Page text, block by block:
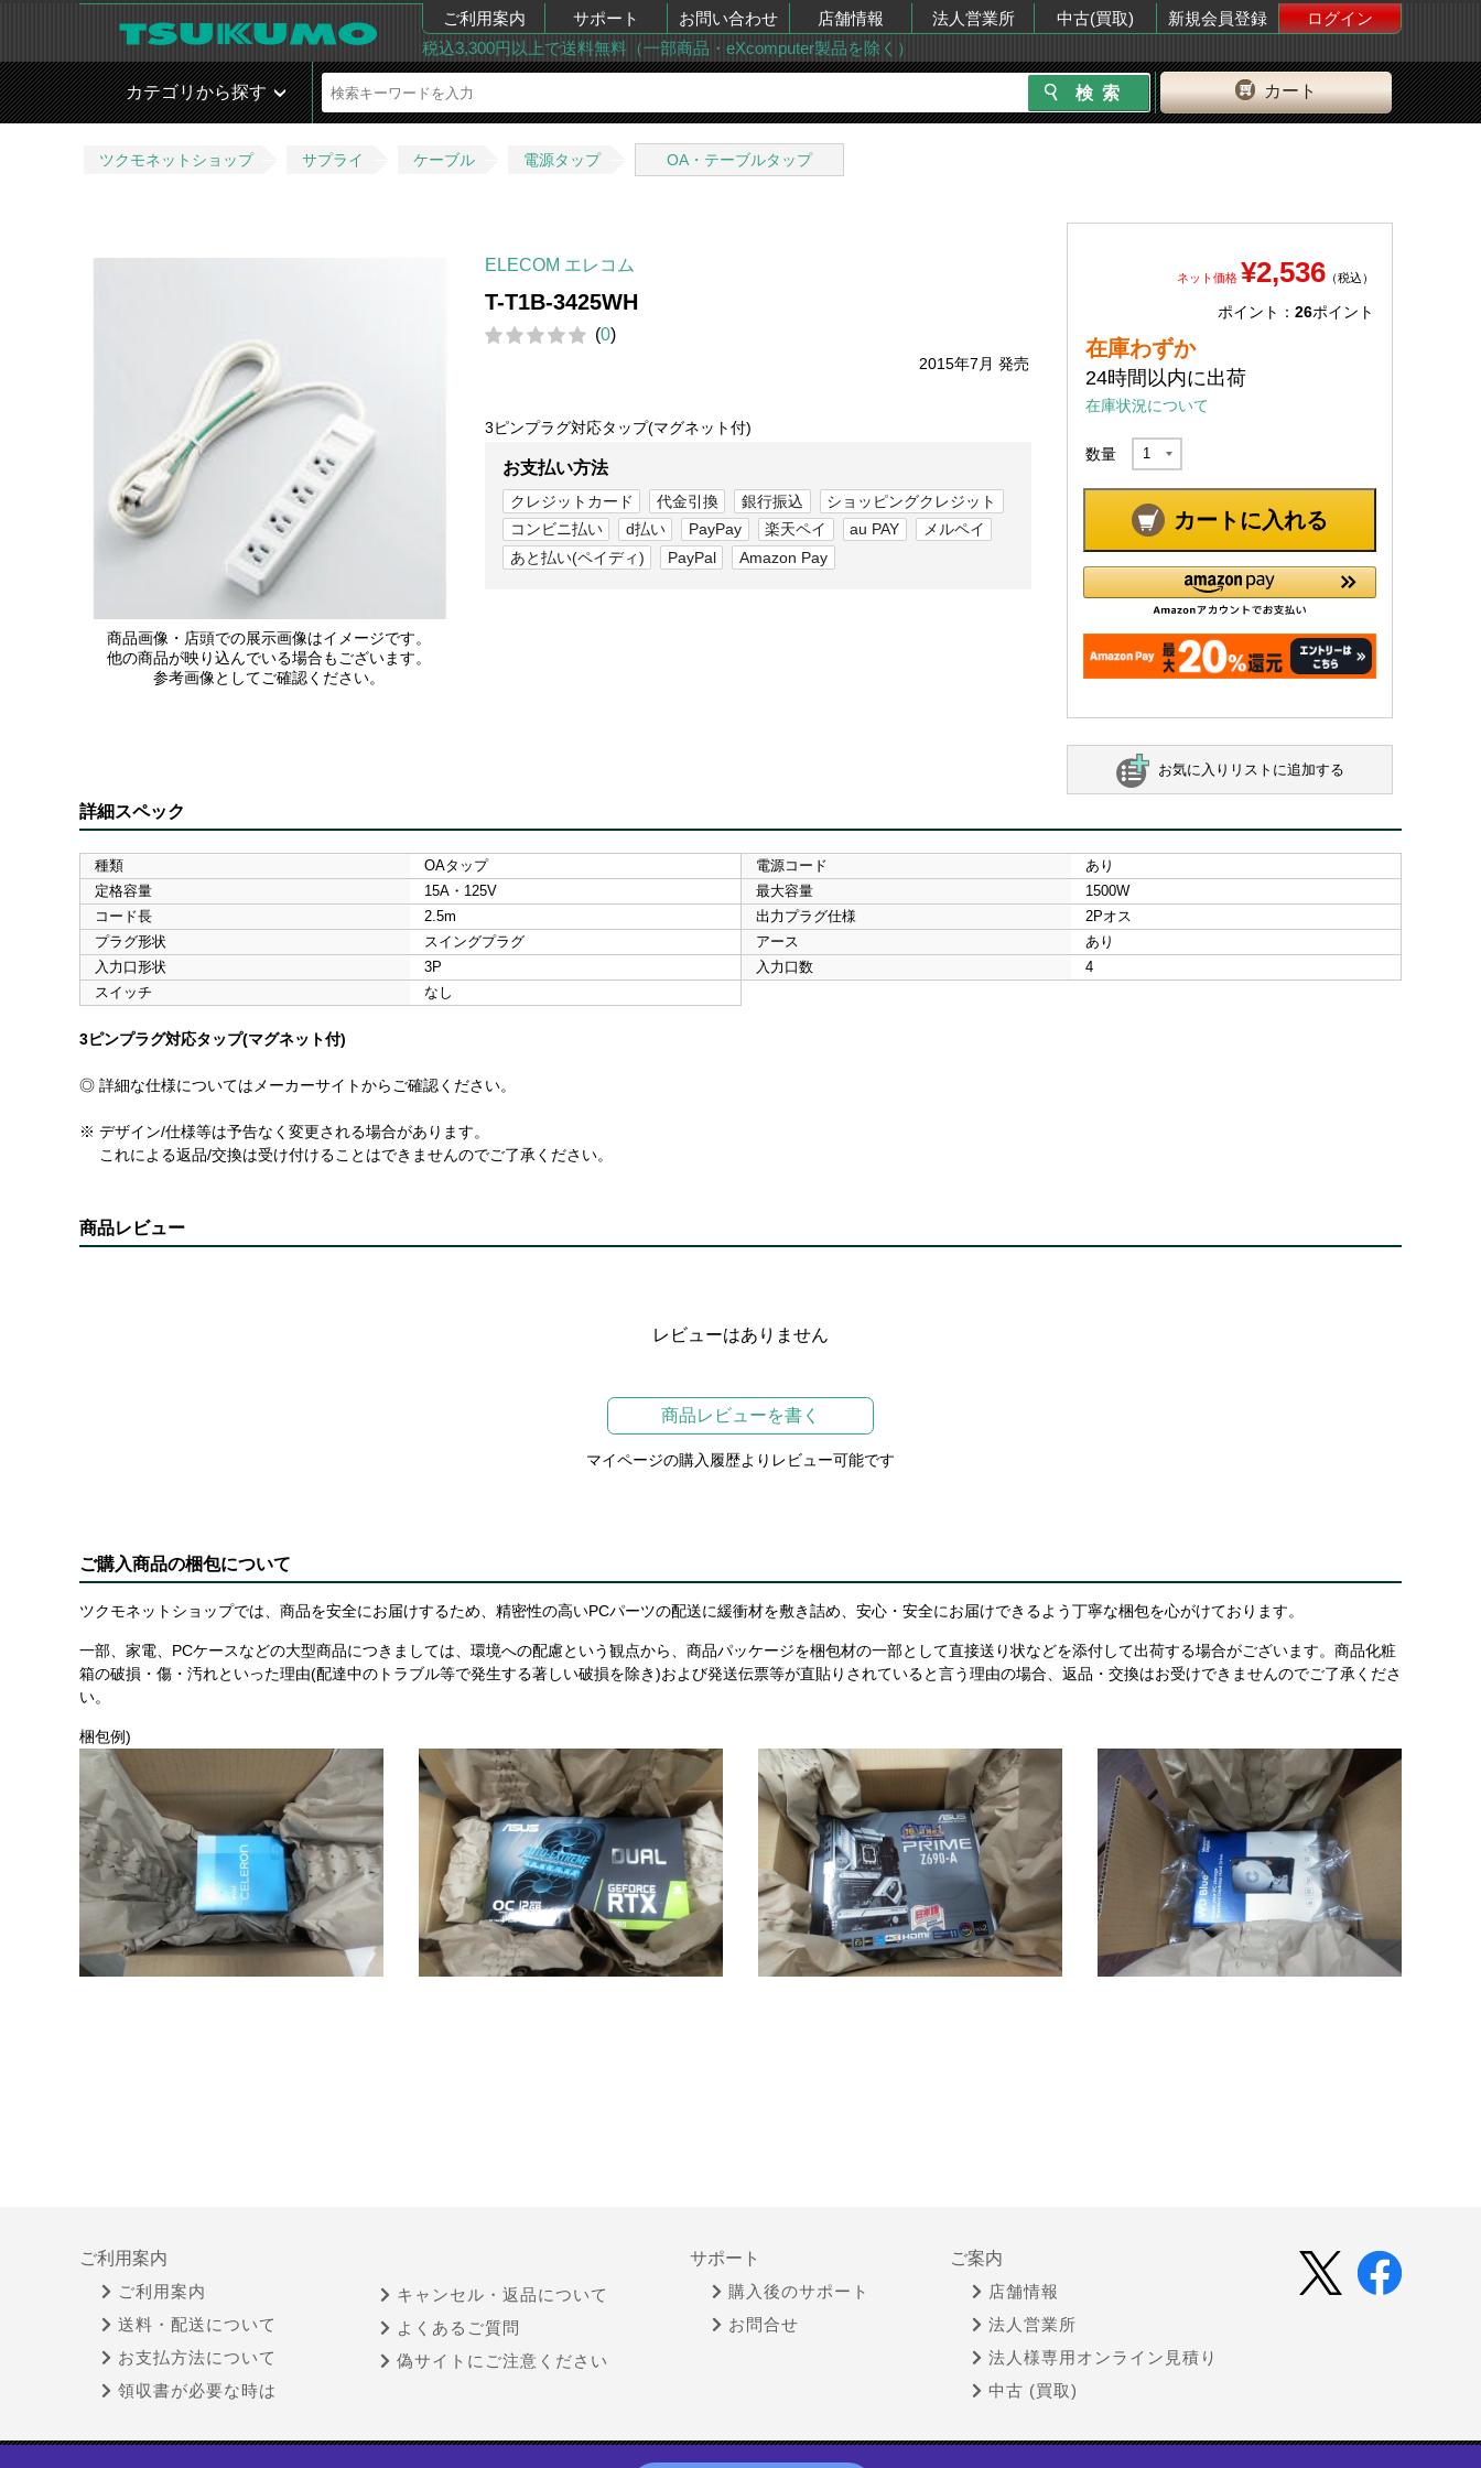
ご利用案内 サポート お問い合わせ 店舗情報 法人営業所 中古(買取) 新規会員登録
ログイン
税込3,300円以上で送料無料（一部商品・eXcomputer製品を除く）
カート
カテゴリから探す
ツクモネットショップ サプライ ケーブル 電源タップ OA・テーブルタップ
商品画像・店頭での展示画像はイメージです。
他の商品が映り込んでいる場合もございます。
参考画像としてご確認ください。
ELECOM エレコム
T-T1B-3425WH
(0)
2015年7月 発売
3ピンプラグ対応タップ(マグネット付)
お支払い方法
クレジットカード 代金引換 銀行振込
ショッピングクレジット
コンビニ払い
d払い PayPay 楽天ペイ au PAY
メルペイ
あと払い(ペイディ)
PayPal Amazon Pay
ネット価格 ¥2,536 （税込）
ポイント： 26ポイント
在庫わずか
24時間以内に出荷
在庫状況について
数量
カートに入れる
お気に入りリストに追加する
詳細スペック
種類 OAタップ 電源コード
あり
定格容量
15A・125V 最大容量
1500W
コード長
2.5m 出力プラグ仕様
2Pオス
プラグ形状
スイングプラグ アース
あり
入力口形状
3P 入力口数
4
スイッチ
なし
3ピンプラグ対応タップ(マグネット付)
◎ 詳細な仕様についてはメーカーサイトからご確認ください。
※ デザイン/仕様等は予告なく変更される場合があります。
これによる返品/交換は受け付けることはできませんのでご了承ください。
商品レビュー
レビューはありません
商品レビューを書く
マイページの購入履歴よりレビュー可能です
ご購入商品の梱包について
ツクモネットショップでは、商品を安全にお届けするため、精密性の高いPCパーツの配送に緩衝材を敷き詰め、安心・安全にお届けできるよう丁寧な梱包を心がけております。
一部、家電、PCケースなどの大型商品につきましては、環境への配慮という観点から、商品パッケージを梱包材の一部として直接送り状などを添付して出荷する場合がございます。商品化粧
箱の破損・傷・汚れといった理由(配達中のトラブル等で発生する著しい破損を除き)および発送伝票等が直貼りされていると言う理由の場合、返品・交換はお受けできませんのでご了承くださ
い。
梱包例)
ご利用案内
ご利用案内
送料・配送について
お支払方法について
領収書が必要な時は
キャンセル・返品について
よくあるご質問
偽サイトにご注意ください
サポート
購入後のサポート
お問合せ
ご案内
店舗情報
法人営業所
法人様専用オンライン見積り
中古 (買取)